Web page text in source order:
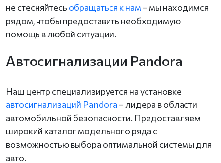
не стесняйтесь обращаться к нам – мы находимся
рядом, чтобы предоставить необходимую
помощь в любой ситуации.
Автосигнализации Pandora
Наш центр специализируется на установке
автосигнализаций Pandora – лидера в области
автомобильной безопасности. Предоставляем
широкий каталог модельного ряда с
возможностью выбора оптимальной системы для
авто.